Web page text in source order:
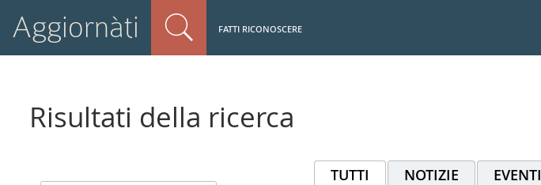
Aggiornàti FATTI RICONOSCERE
Risultati della ricerca
TUTTI NOTIZIE EVENTI